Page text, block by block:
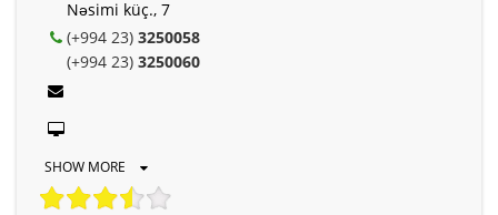
Nəsimi küç., 7
(+994 23) 3250058
(+994 23) 3250060
SHOW MORE